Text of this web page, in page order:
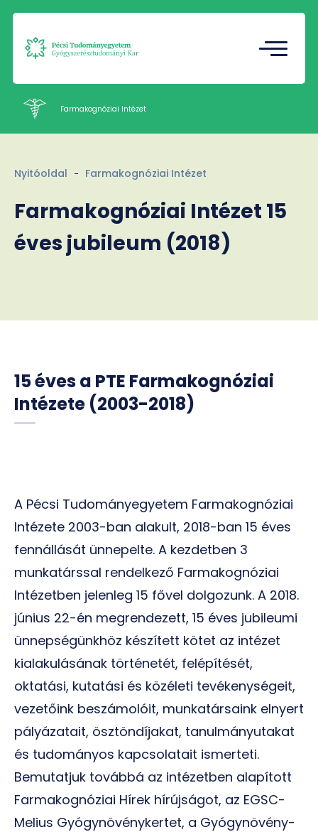
Intézetek
Kutatás
Rólunk
Farmakognóziai Intézet
Nyitóoldal Farmakognóziai Intézet
Farmakognóziai Intézet 15
éves jubileum (2018)
15 éves a PTE Farmakognóziai
Intézete (2003-2018)
A Pécsi Tudományegyetem Farmakognóziai
Intézete 2003-ban alakult, 2018-ban 15 éves
fennállását ünnepelte. A kezdetben 3
munkatárssal rendelkező Farmakognóziai
Intézetben jelenleg 15 fővel dolgozunk. A 2018.
június 22-én megrendezett, 15 éves jubileumi
ünnepségünkhöz készített kötet az intézet
kialakulásának történetét, felépítését,
oktatási, kutatási és közéleti tevékenységeit,
vezetőink beszámolóit, munkatársaink elnyert
pályázatait, ösztöndíjakat, tanulmányutakat
és tudományos kapcsolatait ismerteti.
Bemutatjuk továbbá az intézetben alapított
Farmakognóziai Hírek hírújságot, az EGSC-
Melius Gyógynövénykertet, a Gyógynövény-